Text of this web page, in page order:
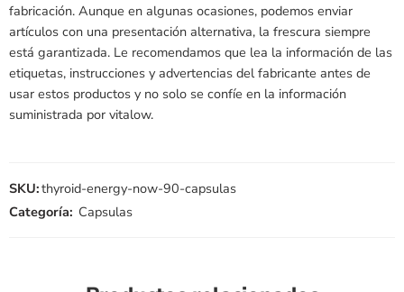
fabricación. Aunque en algunas ocasiones, podemos enviar
artículos con una presentación alternativa, la frescura siempre
está garantizada. Le recomendamos que lea la información de las
etiquetas, instrucciones y advertencias del fabricante antes de
usar estos productos y no solo se confíe en la información
suministrada por vitalow.
SKU:thyroid-energy-now-90-capsulas
Categoría: Capsulas